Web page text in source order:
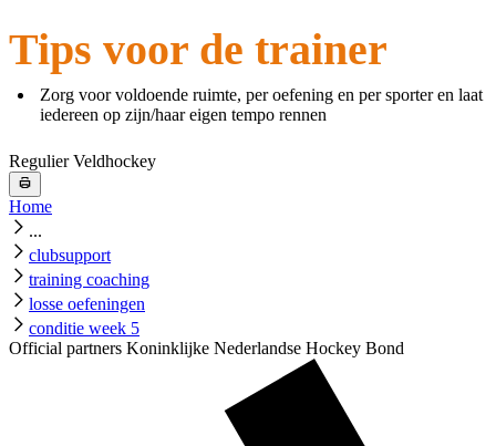
Tips voor de trainer
Zorg voor voldoende ruimte, per oefening en per sporter en laat
iedereen op zijn/haar eigen tempo rennen
Regulier Veldhockey
Home
...
clubsupport
training coaching
losse oefeningen
conditie week 5
Official partners Koninklijke Nederlandse Hockey Bond